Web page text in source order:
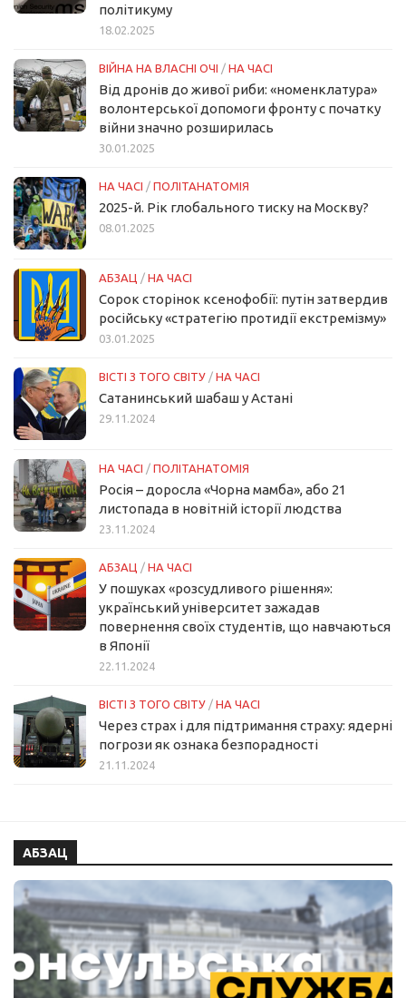
політикуму
18.02.2025
ВІЙНА НА ВЛАСНІ ОЧІ / НА ЧАСІ
Від дронів до живої риби: «номенклатура»
волонтерської допомоги фронту с початку
війни значно розширилась
30.01.2025
НА ЧАСІ / ПОЛІТАНАТОМІЯ
2025-й. Рік глобального тиску на Москву?
08.01.2025
АБЗАЦ / НА ЧАСІ
Сорок сторінок ксенофобії: путін затвердив
російську «стратегію протидії екстремізму»
03.01.2025
ВІСТІ З ТОГО СВІТУ / НА ЧАСІ
Сатанинський шабаш у Астані
29.11.2024
НА ЧАСІ / ПОЛІТАНАТОМІЯ
Росія – доросла «Чорна мамба», або 21
листопада в новітній історії людства
23.11.2024
АБЗАЦ / НА ЧАСІ
У пошуках «розсудливого рішення»:
український університет зажадав
повернення своїх студентів, що навчаються
в Японії
22.11.2024
ВІСТІ З ТОГО СВІТУ / НА ЧАСІ
Через страх і для підтримання страху: ядерні
погрози як ознака безпорадності
21.11.2024
АБЗАЦ